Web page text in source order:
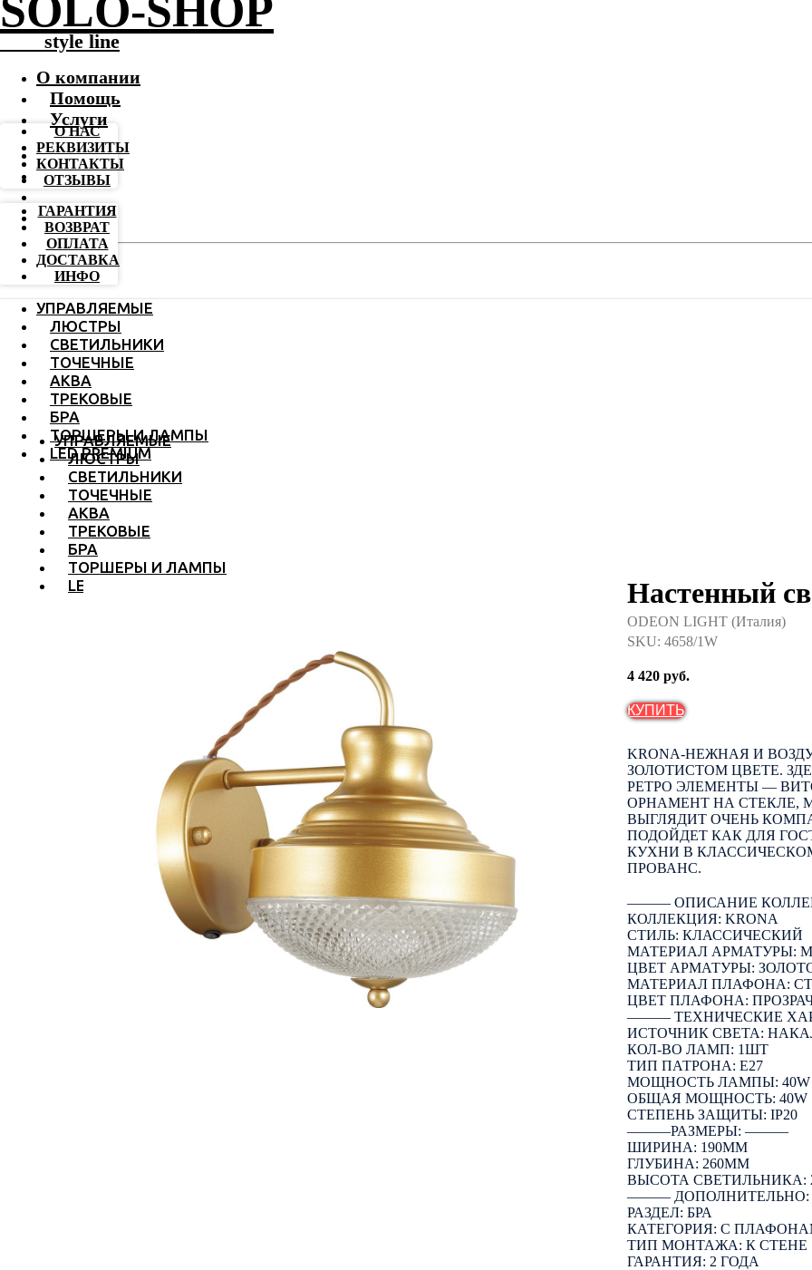
SOLO-SHOP
-------style line
О компании
Помощь
Услуги
О НАС
РЕКВИЗИТЫ
КОНТАКТЫ
ОТЗЫВЫ
ГАРАНТИЯ
ВОЗВРАТ
ОПЛАТА
ДОСТАВКА
ИНФО
УПРАВЛЯЕМЫЕ
ЛЮСТРЫ
СВЕТИЛЬНИКИ
ТОЧЕЧНЫЕ
АКВА
ТРЕКОВЫЕ
БРА
ТОРШЕРЫ И ЛАМПЫ
LED PREMIUM
УПРАВЛЯЕМЫЕ
ЛЮСТРЫ
СВЕТИЛЬНИКИ
ТОЧЕЧНЫЕ
АКВА
ТРЕКОВЫЕ
БРА
ТОРШЕРЫ И ЛАМПЫ
LED PREMIUM
Настенный
ODEON LIGHT (Италия)
SKU: 4658/1W
4 420 руб.
КУПИТЬ
KRONA-НЕЖНАЯ И
ЗОЛОТИСТОМ ЦВЕТЕ.
РЕТРО ЭЛЕМЕНТЫ —
ОРНАМЕНТ НА СТЕКЛЕ,
ВЫГЛЯДИТ ОЧЕНЬ
ПОДОЙДЕТ КАК ДЛЯ
КУХНИ В
ПРОВАНС.
――― ОПИСАНИЕ
КОЛЛЕКЦИЯ: KRONA
СТИЛЬ: КЛАССИЧЕСКИЙ
МАТЕРИАЛ АРМАТУРЫ:
ЦВЕТ АРМАТУРЫ:
МАТЕРИАЛ ПЛАФОНА:
ЦВЕТ ПЛАФОНА:
――― ТЕХНИЧЕСКИЕ
ИСТОЧНИК СВЕТА:
КОЛ-ВО ЛАМП: 1ШТ
ТИП ПАТРОНА: E27
МОЩНОСТЬ ЛАМПЫ: 40W
ОБЩАЯ МОЩНОСТЬ: 40W
СТЕПЕНЬ ЗАЩИТЫ: IP20
―――РАЗМЕРЫ: ―――
ШИРИНА: 190ММ
ГЛУБИНА: 260ММ
ВЫСОТА СВЕТИЛЬНИКА:
―――
РАЗДЕЛ: БРА
КАТЕГОРИЯ: С
ТИП МОНТАЖА: К СТЕНЕ
ГАРАНТИЯ: 2 ГОДА